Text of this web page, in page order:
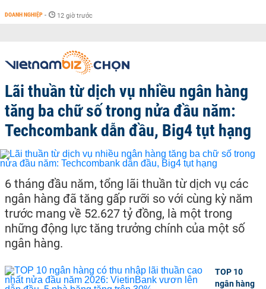
DOANH NGHIỆP - 12 giờ trước
Lãi thuần từ dịch vụ nhiều ngân hàng
tăng ba chữ số trong nửa đầu năm:
Techcombank dẫn đầu, Big4 tụt hạng
6 tháng đầu năm, tổng lãi thuần từ dịch vụ các
ngân hàng đã tăng gấp rưỡi so với cùng kỳ năm
trước mang về 52.627 tỷ đồng, là một trong
những động lực tăng trưởng chính của một số
ngân hàng.
TOP 10
ngân hàng